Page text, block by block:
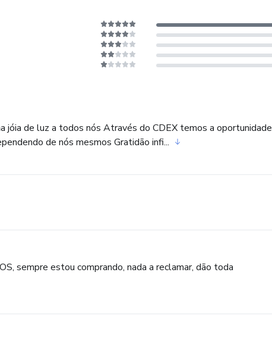
jóia de luz a todos nós Através do CDEX temos a oportunidade
de nós mesmos Gratidão infi...
sempre estou comprando, nada a reclamar, dão toda